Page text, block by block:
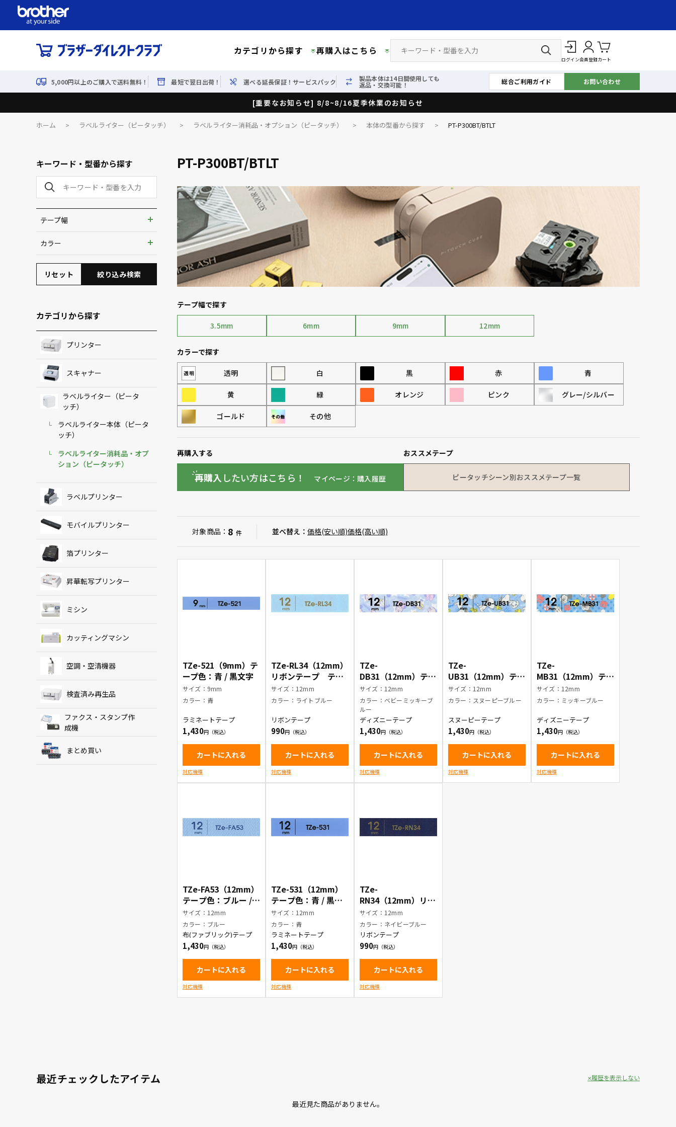
カテゴリから探す 再購入はこちら
ログイン会員登録カート
5,000円以上のご購入で送料無料！ 最短で翌日出荷！ 選べる延長保証！サービスパック 製品本体は14日間使用しても
返品・交換可能！ 総合ご利用ガイド お問い合わせ
[重要なお知らせ] 8/8~8/16夏季休業のお知らせ
ホーム > ラベルライター（ピータッチ） > ラベルライター消耗品・オプション（ピータッチ） > 本体の型番から探す > PT-P300BT/BTLT
キーワード・型番から探す
テープ幅
12mm
カラー
リセット 絞り込み検索
カテゴリから探す
プリンター
スキャナー
ラベルライター（ピータ
ッチ）
ラベルライター本体（ピータ
ッチ）
ラベルライター消耗品・オプ
ション（ピータッチ）
ラベルプリンター
モバイルプリンター
箔プリンター
昇華転写プリンター
ミシン
カッティングマシン
空調・空清機器
検査済み再生品
ファクス・スタンプ作
成機
まとめ買い
PT-P300BT/BTLT
テープ幅で探す
3.5mm 6mm 9mm 12mm
カラーで探す
透明 白 黒 赤 青
黄 緑 オレンジ ピンク グレー/シルバー
ゴールド その他
再購入する
再購入 したい方はこちら！ マイページ：購入履歴
おススメテープ
ピータッチシーン別おススメテープ一覧
対象商品： 8 件 並べ替え： 価格(安い順)価格(高い順)
TZe-521（9mm）テ
ープ色：青 / 黒文字
サイズ：9mm
カラー：青
ラミネートテープ
1,430
カートに入れる
対応機種
TZe-RL34（12mm）
リボンテープ テー
プ色：ライトブルー /
金文字
サイズ：12mm
カラー：ライトブルー
リボンテープ
990
カートに入れる
対応機種
TZe-
DB31（12mm）テー
プ色：ベビーミッキ
ーブルー / 黒文字
サイズ：12mm
カラー：ベビーミッキーブ
ルー
ディズニーテープ
1,430
カートに入れる
対応機種
TZe-
UB31（12mm）テー
プ色：スヌーピーブ
ルー / 黒文字
サイズ：12mm
カラー：スヌーピーブルー
スヌーピーテープ
1,430
カートに入れる
対応機種
TZe-
MB31（12mm）テー
プ色：ミッキーブル
ー / 黒文字
サイズ：12mm
カラー：ミッキーブルー
ディズニーテープ
1,430
カートに入れる
対応機種
TZe-FA53（12mm）
テープ色：ブルー /
青文字
サイズ：12mm
カラー：ブルー
布(ファブリック)テープ
1,430
カートに入れる
対応機種
TZe-531（12mm）
テープ色：青 / 黒文
字
サイズ：12mm
カラー：青
ラミネートテープ
1,430
カートに入れる
対応機種
TZe-
RN34（12mm）リボ
ンテープ テープ
色：ネイビーブルー /
金文字
サイズ：12mm
カラー：ネイビーブルー
リボンテープ
990
カートに入れる
対応機種
最近チェックしたアイテム
最近見た商品がありません。
履歴を表示しない